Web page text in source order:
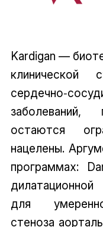
Kardigan —
клинической
остаются
нацелены.
программах:
для
стеноза